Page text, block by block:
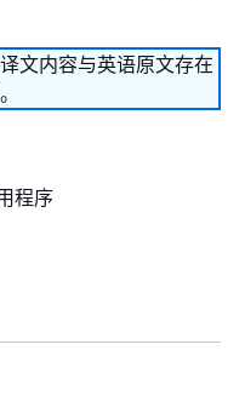
文内容与英语原文存在
程序